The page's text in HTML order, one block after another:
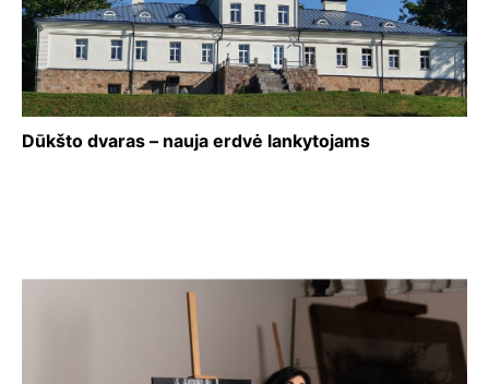
Dūkšto dvaras – nauja erdvė lankytojams